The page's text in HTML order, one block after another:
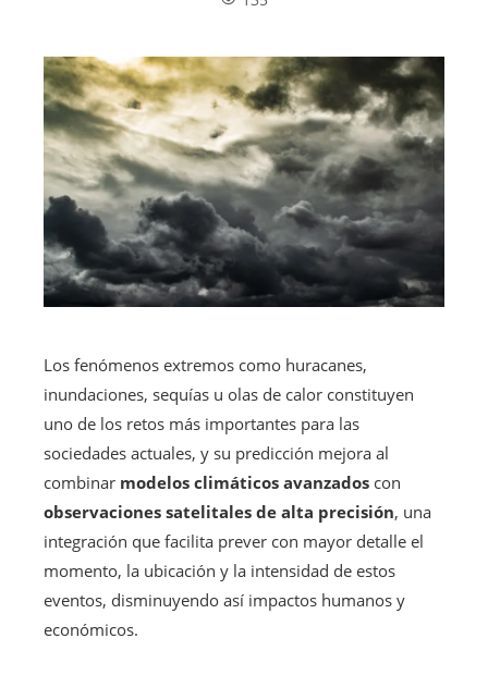
Los fenómenos extremos como huracanes,
inundaciones, sequías u olas de calor constituyen
uno de los retos más importantes para las
sociedades actuales, y su predicción mejora al
combinar modelos climáticos avanzados con
observaciones satelitales de alta precisión, una
integración que facilita prever con mayor detalle el
momento, la ubicación y la intensidad de estos
eventos, disminuyendo así impactos humanos y
económicos.